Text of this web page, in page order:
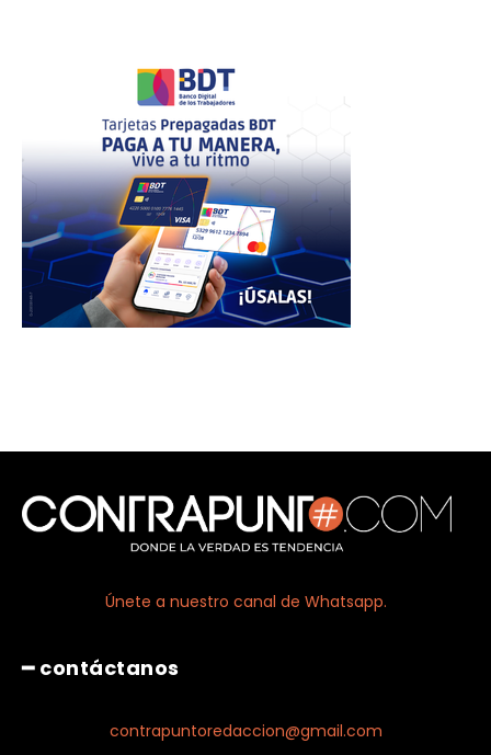
Únete a nuestro canal de Whatsapp.
━ contáctanos
contrapuntoredaccion@gmail.com